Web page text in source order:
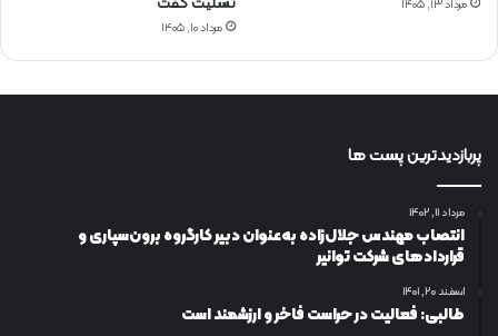
مرداد ۱۳, ۱۴۰۵
مرداد ۱۰, ۱۴۰۵
پربازدیدترین پست ها
مرداد ۱۱, ۱۴۰۲
انتصاب مهندس جلال‌زاده به‌عنوان دبیر كارگروه برون‌سپاری و
قراردادهای شركت توانیر
اسفند ۲۰, ۱۴۰۱
طالبی: فعالیت در حراست فاخر و ارزشمند است